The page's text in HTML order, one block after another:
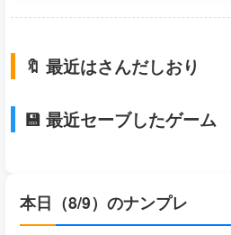
🔖 最近はさんだしおり
💾 最近セーブしたゲーム
本日（8/9）のナンプレ